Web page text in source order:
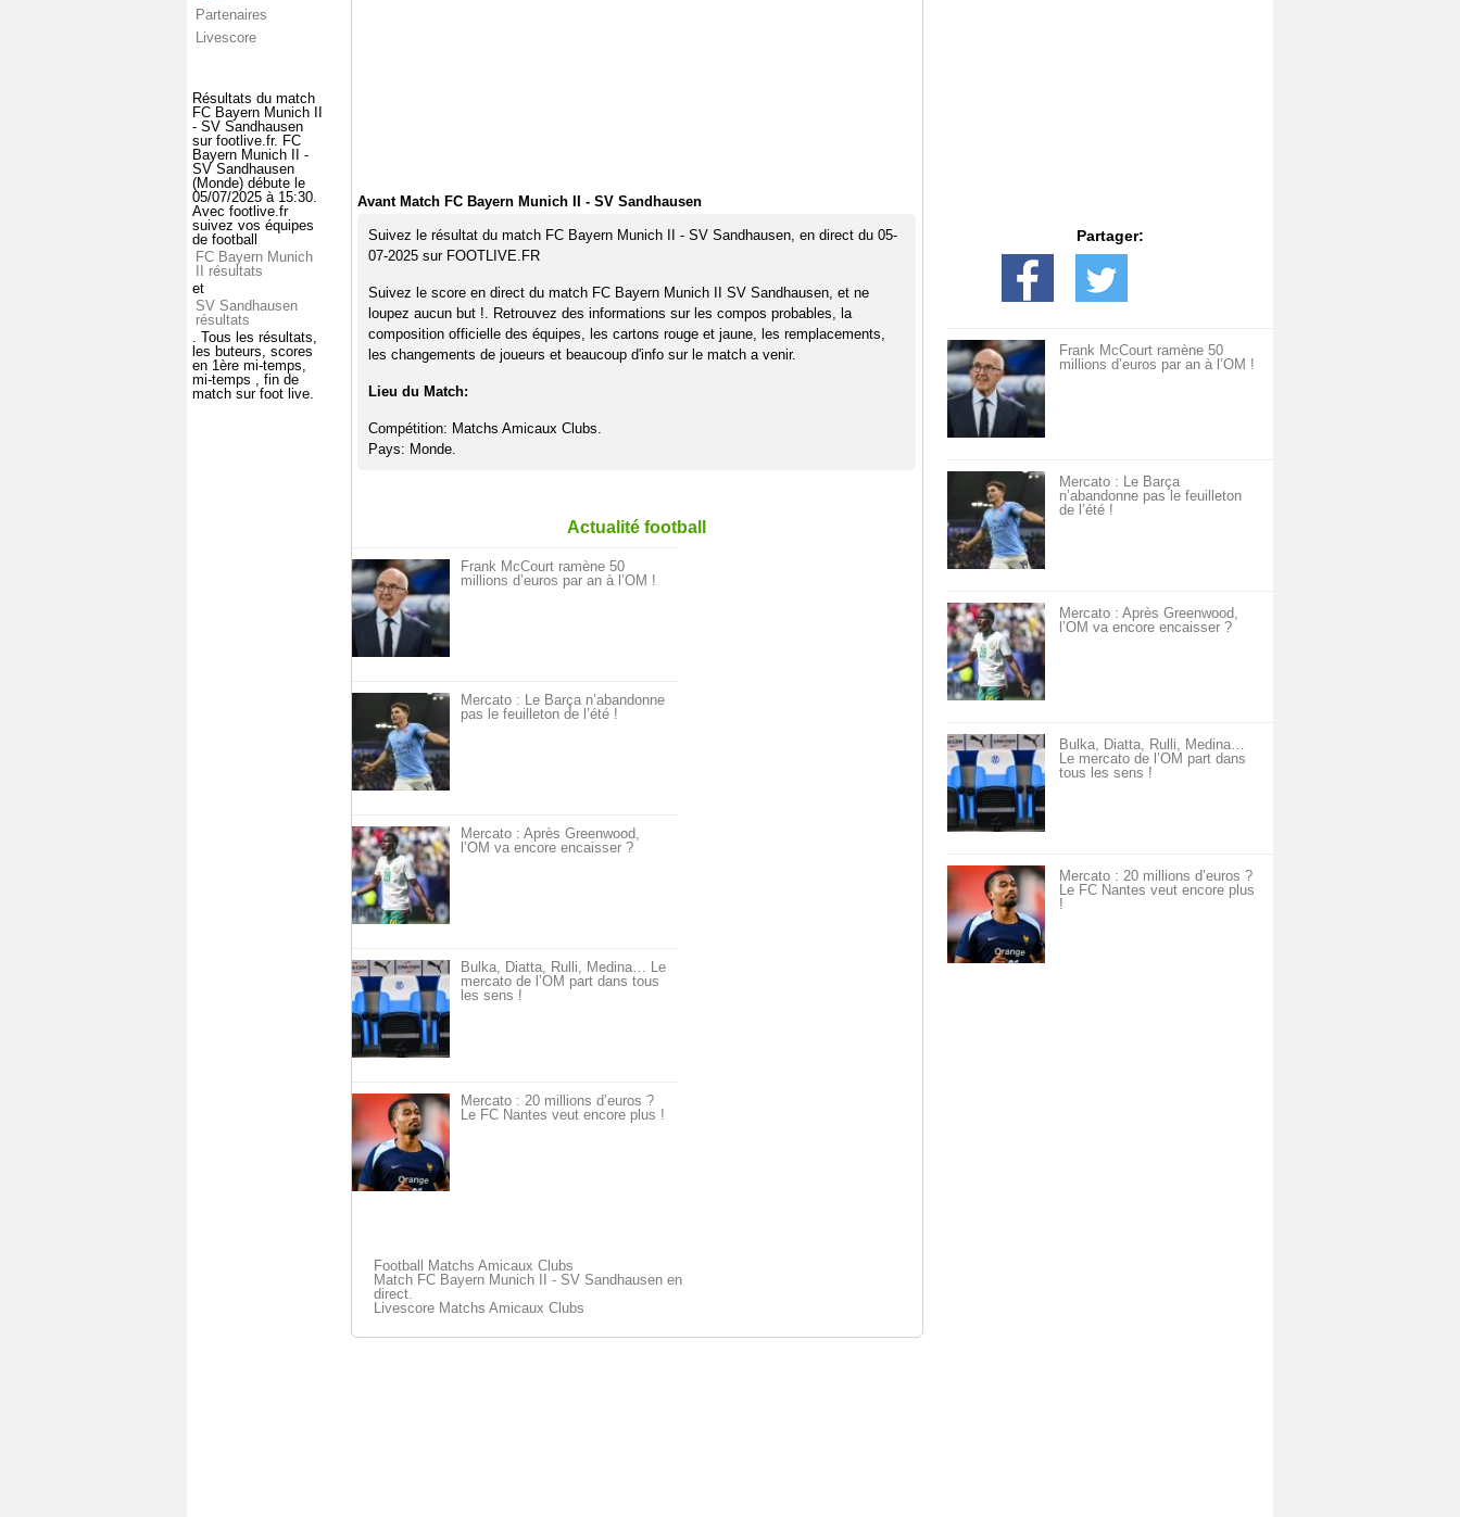
Partenaires
Livescore
Résultats du match
FC Bayern Munich II
- SV Sandhausen
sur footlive.fr. FC
Bayern Munich II -
SV Sandhausen
(Monde) débute le
05/07/2025 à 15:30.
Avec footlive.fr
suivez vos équipes
de football
FC Bayern Munich
II résultats
et
SV Sandhausen
résultats
. Tous les résultats,
les buteurs, scores
en 1ère mi-temps,
mi-temps , fin de
match sur foot live.
Avant Match FC Bayern Munich II - SV Sandhausen
Suivez le résultat du match FC Bayern Munich II - SV Sandhausen, en direct du 05-
07-2025 sur FOOTLIVE.FR
Suivez le score en direct du match FC Bayern Munich II SV Sandhausen, et ne
loupez aucun but !. Retrouvez des informations sur les compos probables, la
composition officielle des équipes, les cartons rouge et jaune, les remplacements,
les changements de joueurs et beaucoup d'info sur le match a venir.
Lieu du Match:
Compétition: Matchs Amicaux Clubs.
Pays: Monde.
Actualité football
Frank McCourt ramène 50
millions d’euros par an à l’OM !
Mercato : Le Barça n’abandonne
pas le feuilleton de l’été !
Mercato : Après Greenwood,
l’OM va encore encaisser ?
Bulka, Diatta, Rulli, Medina… Le
mercato de l’OM part dans tous
les sens !
Mercato : 20 millions d’euros ?
Le FC Nantes veut encore plus !
Football Matchs Amicaux Clubs
Match FC Bayern Munich II - SV Sandhausen en
direct.
Livescore Matchs Amicaux Clubs
Partager:
Frank McCourt ramène 50
millions d’euros par an à l’OM !
Mercato : Le Barça
n’abandonne pas le feuilleton
de l’été !
Mercato : Après Greenwood,
l’OM va encore encaisser ?
Bulka, Diatta, Rulli, Medina…
Le mercato de l’OM part dans
tous les sens !
Mercato : 20 millions d’euros ?
Le FC Nantes veut encore plus
!